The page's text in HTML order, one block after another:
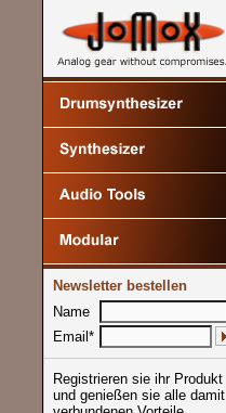
Newsletter bestellen
Name
Email*
Registrieren sie ihr Produkt
und genießen sie alle damit